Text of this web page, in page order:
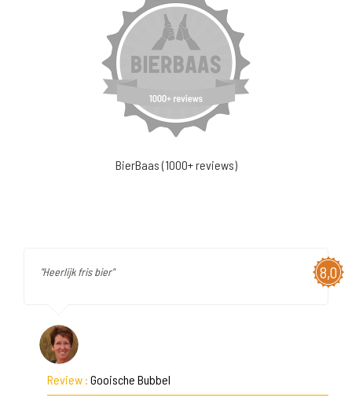
BierBaas (1000+ reviews)
8,0
"Heerlijk fris bier"
Review : Gooische Bubbel